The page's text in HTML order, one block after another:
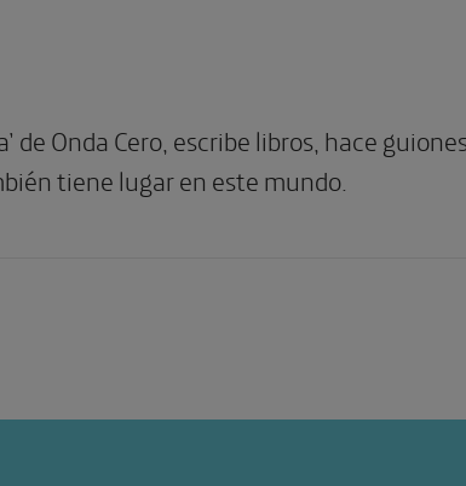
de Onda Cero, escribe libros, hace
tiene lugar en este mundo.